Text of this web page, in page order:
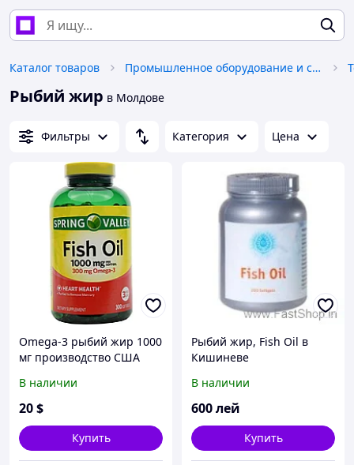
Каталог товаров Промышленное оборудование и станки
Рыбий жир в Молдове
Фильтры Категория Цена
Omega-3 рыбий жир 1000
мг производство США
В наличии
20$
Купить
Рыбий жир, Fish Oil в
Кишиневе
В наличии
600лей
Купить